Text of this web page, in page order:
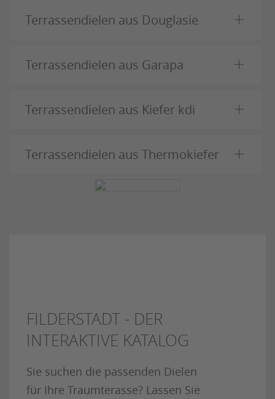
Terrassendielen aus Douglasie
Terrassendielen aus Garapa
Terrassendielen aus Kiefer kdi
Terrassendielen aus Thermokiefer
FILDERSTADT - DER
INTERAKTIVE KATALOG
Sie suchen die passenden Dielen
für Ihre Traumterasse? Lassen Sie